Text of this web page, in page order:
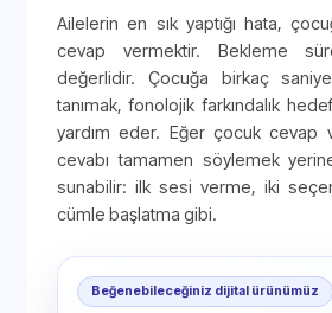
Ailelerin en sık yaptığı hata,
cevap vermektir. Bekleme
değerlidir. Çocuğa birkaç
tanımak, fonolojik farkındalık
yardım eder. Eğer çocuk cevap
cevabı tamamen söylemek
sunabilir: ilk sesi verme, iki
cümle başlatma gibi.
Beğenebileceğiniz dijital ürünümüz